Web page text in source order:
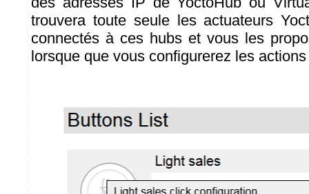
trouvera toute seule les actuateurs
connectés à ces hubs et vous les
lorsque que vous configurerez les